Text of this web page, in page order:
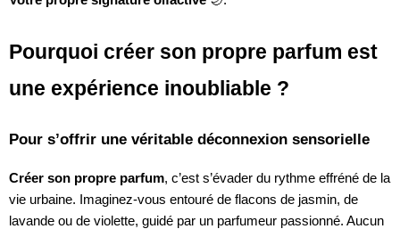
Pourquoi créer son propre parfum est
une expérience inoubliable ?
Pour s’offrir une véritable déconnexion sensorielle
Créer son propre parfum, c’est s’évader du rythme effréné de la
vie urbaine. Imaginez-vous entouré de flacons de jasmin, de
lavande ou de violette, guidé par un parfumeur passionné. Aucun